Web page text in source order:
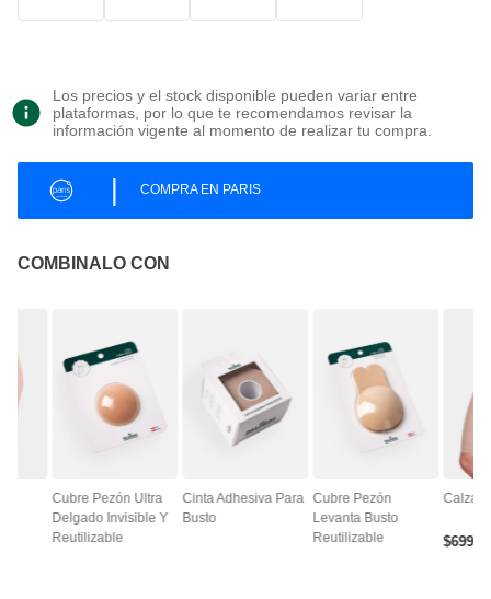
Los precios y el stock disponible pueden variar entre
plataformas, por lo que te recomendamos revisar la
información vigente al momento de realizar tu compra.
| COMPRA EN PARIS
COMBINALO CON
Cubre Pezón Ultra
Delgado Invisible Y
Reutilizable
Cinta Adhesiva Para
Busto
Cubre Pezón
Levanta Busto
Reutilizable
Calza
$6990